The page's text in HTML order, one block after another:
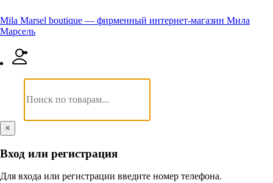
Mila Marsel boutique — фирменный интернет-магазин Мила
Марсель
×
Вход или регистрация
Для входа или регистрации введите номер телефона.